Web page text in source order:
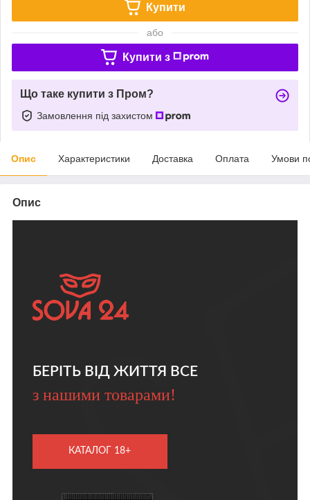
Купити
або
Купити з
Що таке купити з Пром?
Замовлення під захистом
Опис Характеристики Доставка Оплата Умови
Опис
БЕРІТЬ ВІД ЖИТТЯ ВСЕ
з нашими товарами!
КАТАЛОГ 18+